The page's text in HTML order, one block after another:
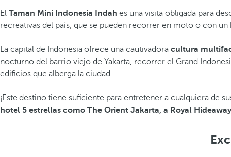
El Taman Mini Indonesia Indah es una visita obligada para
recreativas del país, que se pueden recorrer en moto o con
La capital de Indonesia ofrece una cautivadora cultura
nocturno del barrio viejo de Yakarta, recorrer el Grand
edificios que alberga la ciudad.
¡Este destino tiene suficiente para entretener a cualquiera de
hotel 5 estrellas como The Orient Jakarta, a Royal